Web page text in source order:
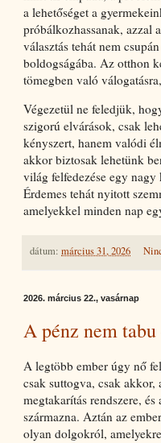
a lehetőséget a
próbálkozhassanak, azzal
választás tehát nem
boldogságába. Az otthon
tömegben való
Végezetül ne feledjük,
szigorú elvárások, csak
kényszert, hanem valódi
akkor biztosak lehetünk
világ felfedezése egy nagy
Érdemes tehát nyitott
amelyekkel minden nap
dátum: március 31, 2026
2026. március 22., vasárnap
A pénz nem
A legtöbb ember úgy nő
csak suttogva, csak
megtakarítás rendszere,
származna. Aztán az
olyan dolgokról,